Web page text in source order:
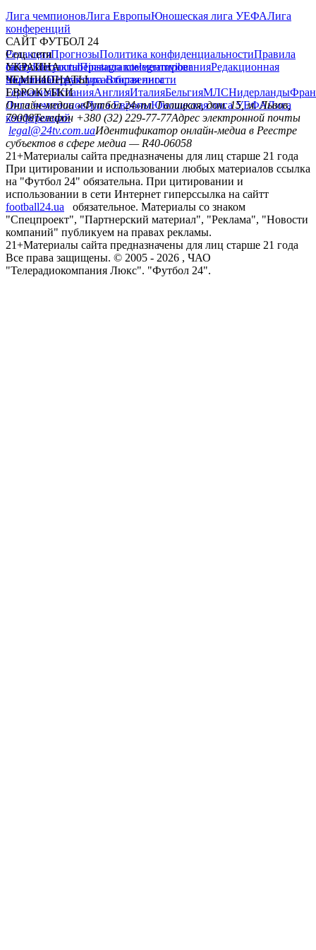
Лига чемпионовЛига ЕвропыЮношеская лига УЕФАЛига
конференций
САЙТ ФУТБОЛ 24
РедакцияПрогнозыПолитика конфиденциальностиПравила
сайтуКонтактыПравила комментированияРедакционная
политикаСтруктура собственности
Соц. сети
facebookxyoutubeinstagramtelegramviber
УКРАИНА
УкраинаПервая лигаВторая лига
ЧЕМПИОНАТЫ
ГерманияИспанияАнглияИталияБельгияМЛСНидерланды
ЕВРОКУБКИ
Лига чемпионовЛига ЕвропыЮношеская лига УЕФАЛига
конференций
Онлайн-медиа «Футбол 24»пл. Галицкая, дом. 15, м. Львов,
79008Телефон +380 (32) 229-77-77Адрес электронной почты
legal@24tv.com.uaИдентификатор онлайн-медиа в Реестре
субъектов в сфере медиа — R40-06058
21+Материалы сайта предназначены для лиц старше 21 года
При цитировании и использовании любых материалов ссылка
на "Футбол 24" обязательна. При цитировании и
использовании в сети Интернет гиперссылка на сайтт
football24.ua
обязательное. Материалы со знаком
"Спецпроект", "Партнерский материал", "Реклама", "Новости
компаний" публикуем на правах рекламы.
21+Материалы сайта предназначены для лиц старше 21 года
Все права защищены. © 2005 - 2026 , ЧАО
"Телерадиокомпания Люкс". "Футбол 24".